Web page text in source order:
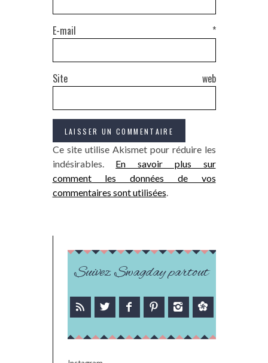
E-mail *
Site web
Ce site utilise Akismet pour réduire les
indésirables. En savoir plus sur
comment les données de vos
commentaires sont utilisées
Suivez Swagday partout